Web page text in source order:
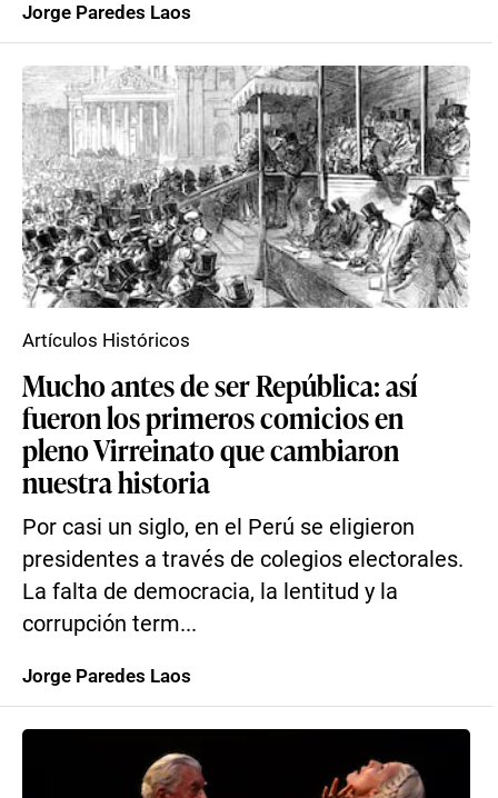
Jorge Paredes Laos
Mucho antes de ser República: así
fueron los primeros comicios en
pleno Virreinato que cambiaron
nuestra historia
Por casi un siglo, en el Perú se eligieron
presidentes a través de colegios electorales.
La falta de democracia, la lentitud y la
corrupción term...
Artículos Históricos
Jorge Paredes Laos